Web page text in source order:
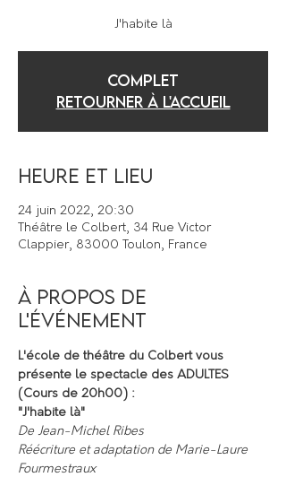
J'habite là
COMPLET
Retourner à l'accueil
Heure et lieu
24 juin 2022, 20:30
Théâtre le Colbert, 34 Rue Victor
Clappier, 83000 Toulon, France
À propos de
l'événement
L'école de théâtre du Colbert vous
présente le spectacle des ADULTES
(Cours de 20h00) :
"J'habite là"
De Jean-Michel Ribes
Réécriture et adaptation de Marie-Laure
Fourmestraux